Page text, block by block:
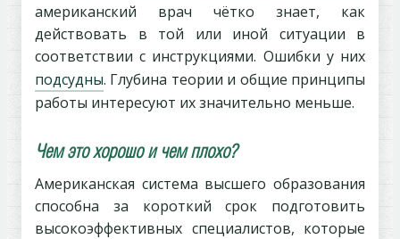
американский врач чётко знает, как
действовать в той или иной ситуации в
соответствии с инструкциями. Ошибки у них
подсудны. Глубина теории и общие принципы
работы интересуют их значительно меньше.
Чем это хорошо и чем плохо?
Американская система высшего образования
способна за короткий срок подготовить
высокоэффективных специалистов, которые